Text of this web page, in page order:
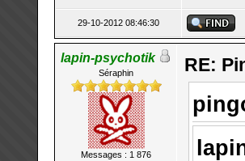
29-10-2012 08:46:30
lapin-psychotik
Séraphin
Messages : 1 876
RE: